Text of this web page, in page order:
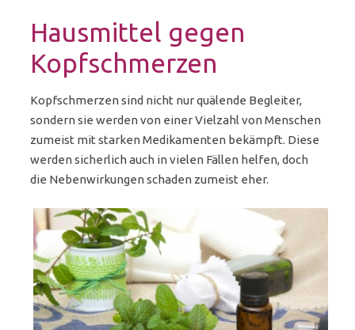
Hausmittel gegen
Kopfschmerzen
Kopfschmerzen sind nicht nur quälende Begleiter,
sondern sie werden von einer Vielzahl von Menschen
zumeist mit starken Medikamenten bekämpft. Diese
werden sicherlich auch in vielen Fällen helfen, doch
die Nebenwirkungen schaden zumeist eher.